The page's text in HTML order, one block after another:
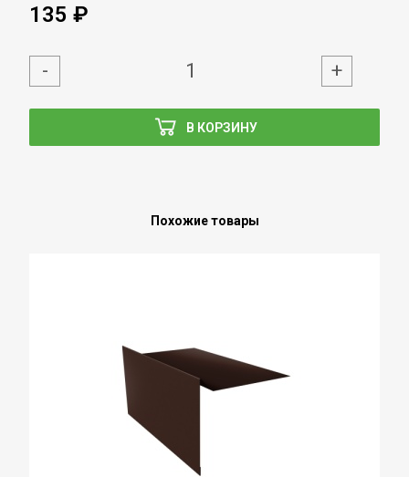
135 ₽
В КОРЗИНУ
- +
Похожие товары